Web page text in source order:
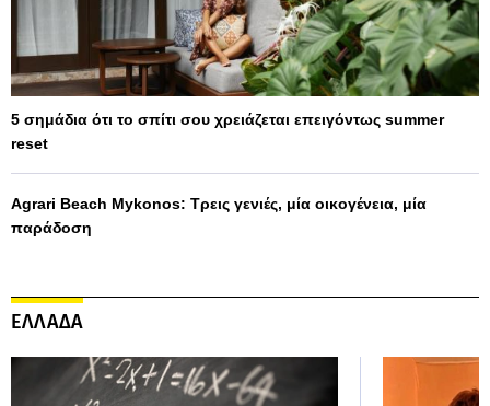
5 σημάδια ότι το σπίτι σου χρειάζεται επειγόντως summer
reset
Agrari Beach Mykonos: Τρεις γενιές, μία οικογένεια, μία
παράδοση
ΕΛΛΑΔΑ